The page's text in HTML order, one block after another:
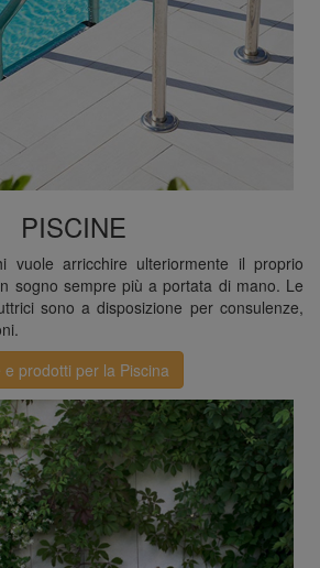
PISCINE
vuole arricchire ulteriormente il proprio
sogno sempre più a portata di mano. Le
sono a disposizione per consulenze,
prodotti per la Piscina